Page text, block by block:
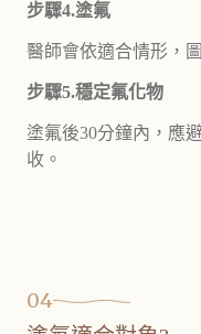
步驟4.塗氟
醫師會依適合情形，
步驟5.穩定氟化物
塗氟後30分鐘內，應
收。
04